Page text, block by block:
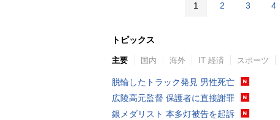
1 2 3 4
トピックス
主要 国内 海外 IT 経済 スポーツ
脱輪したトラック発見 男性死亡
広陵高元監督 保護者に直接謝罪
銀メダリスト 本多灯被告を起訴